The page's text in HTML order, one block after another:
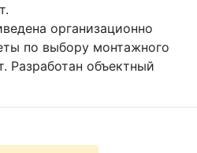
организационно
по выбору монтажного
Разработан объектный